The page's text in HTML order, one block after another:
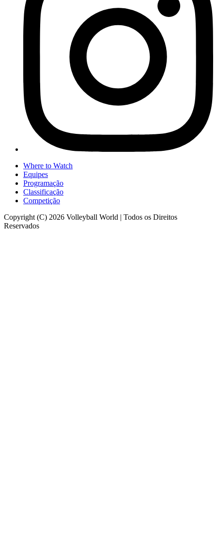
Where to Watch
Equipes
Programação
Classificação
Competição
Copyright (C) 2026 Volleyball World | Todos os Direitos
Reservados